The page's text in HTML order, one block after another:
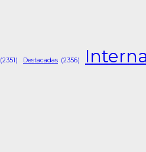
(2351) Destacadas (2356)